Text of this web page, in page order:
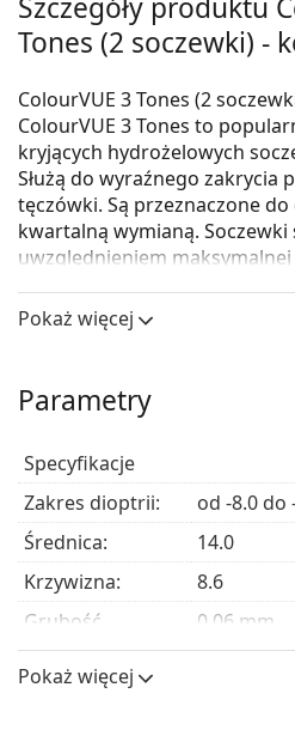
Szczegóły produktu
Tones (2 soczewki) -
ColourVUE 3 Tones (2
ColourVUE 3 Tones to
kryjących hydrożelowych
Służą do wyraźnego
tęczówki. Są przeznaczone
kwartalną wymianą.
uwzględnieniem
doskonale zamknięte w
kontaktu barwnika z
tęczówki oka i warunków
instrukcją używania.
Wyraziste, naturalne
czyszalone soczewki na
kolorowe soczewki są dla
Pokaż więcej
Parametry
Specyfikacje
Zakres dioptrii:
od -8.0 do
Średnica:
14.0
Krzywizna:
8.6
Grubość
centralna:
0.06 mm
Moduł
Pokaż więcej